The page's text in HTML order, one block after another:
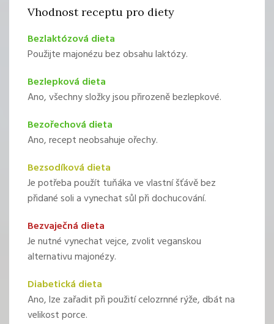
Vhodnost receptu pro diety
Bezlaktózová dieta
Použijte majonézu bez obsahu laktózy.
Bezlepková dieta
Ano, všechny složky jsou přirozeně bezlepkové.
Bezořechová dieta
Ano, recept neobsahuje ořechy.
Bezsodíková dieta
Je potřeba použít tuňáka ve vlastní šťávě bez
přidané soli a vynechat sůl při dochucování.
Bezvaječná dieta
Je nutné vynechat vejce, zvolit veganskou
alternativu majonézy.
Diabetická dieta
Ano, lze zařadit při použití celozrnné rýže, dbát na
velikost porce.